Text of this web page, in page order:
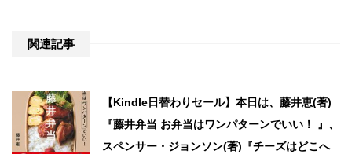
関連記事
【Kindle日替わりセール】本日は、藤井恵(著)
『藤井弁当 お弁当はワンパターンでいい！ 』、
スペンサー・ジョンソン(著)『チーズはどこへ